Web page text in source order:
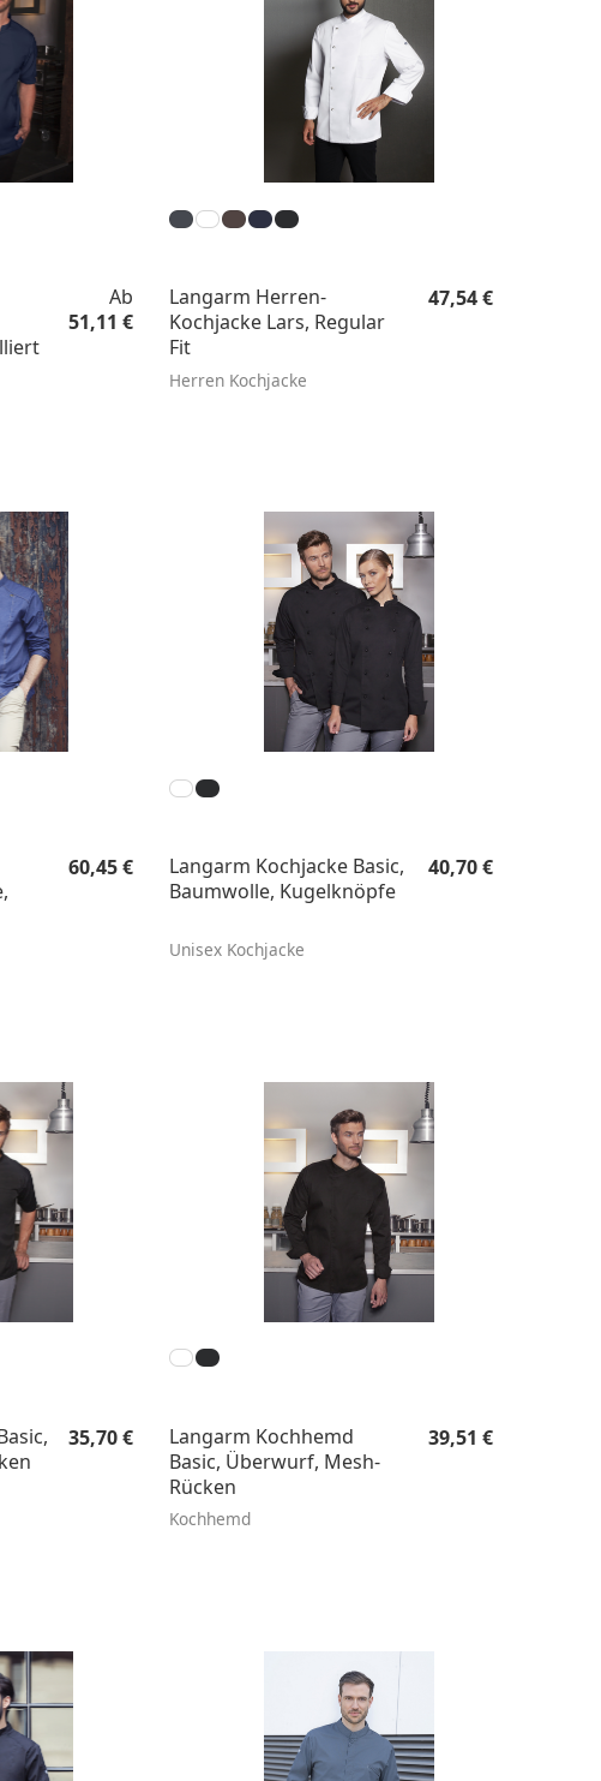
Regulärer Preis:
Ab
51,11 €
Langarm Herren-
Kochjacke Lars, Regular
Fit
Herren Kochjacke
Regulärer Preis:
47,54 €
Regulärer Preis:
60,45 €
Langarm Kochjacke Basic,
Baumwolle, Kugelknöpfe
Unisex Kochjacke
Regulärer Preis:
40,70 €
Regulärer Preis:
35,70 €
Langarm Kochhemd
Basic, Überwurf, Mesh-
Rücken
Kochhemd
Regulärer Preis:
39,51 €